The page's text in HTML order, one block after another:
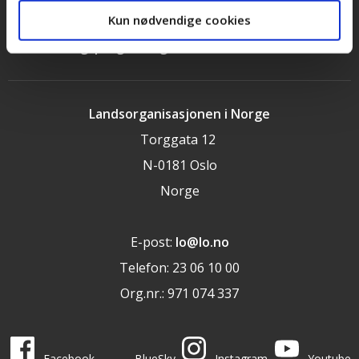
Kun nødvendige cookies
Landsorganisasjonen i Norge
Torggata 12
N-0181 Oslo
Norge
E-post: lo@lo.no
Telefon: 23 06 10 00
Org.nr.: 971 074 337
LOs handlingsprogram og uttalelser 2025
LO i sosiale medier